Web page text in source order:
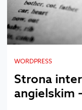
WORDPRESS
Strona
angielskim